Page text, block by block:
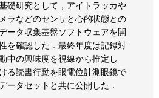
礎研究として，アイトラッカや
ラなどのセンサと心的状態との
ータ収集基盤ソフトウェアを開
を確認した．最終年度は記録対
中の興味度を視線から推定し
る読書行動を眼電位計測眼鏡で
ータセットと共に公開した．